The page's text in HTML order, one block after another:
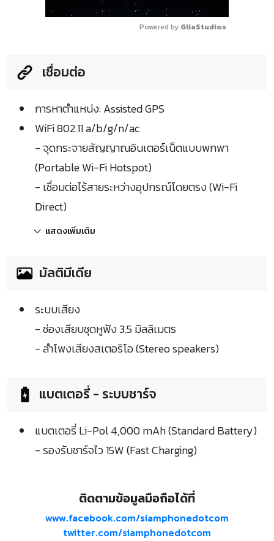
Powered by GliaStudios
เชื่อมต่อ
การหาตำแหน่ง: Assisted GPS
WiFi 802.11 a/b/g/n/ac
- จุดกระจายสัญญาณอินเตอร์เน็ตแบบพกพา
(Portable Wi-Fi Hotspot)
- เชื่อมต่อไร้สายระหว่างอุปกรณ์โดยตรง (Wi-Fi
Direct)
แสดงเพิ่มเติม
มัลติมีเดีย
ระบบเสียง
- ช่องเสียบชุดหูฟัง 3.5 มิลลิเมตร
- ลำโพงเสียงสเตอริโอ (Stereo speakers)
แบตเตอรี่ - ระบบชาร์จ
แบตเตอรี่ Li-Pol 4,000 mAh (Standard Battery)
- รองรับชาร์จไว 15W (Fast Charging)
ติดตามข้อมูลมือถือได้ที่
www.facebook.com/siamphonedotcom
twitter.com/siamphonedotcom